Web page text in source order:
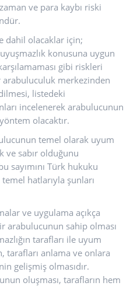
ve para kaybı riski
dahil olacaklar için;
konusuna uygun
gibi riskleri
arabuluculuk merkezinden
listedeki
incelenerek arabulucunun
olacaktır.
temel olarak uyum
ve sabır olduğunu
sayımını Türk hukuku
temel hatlarıyla şunları
ve uygulama açıkça
arabulucunun sahip olması
tarafları ile uyum
tarafları anlama ve onlara
gelişmiş olmasıdır.
oluşması, tarafların hem